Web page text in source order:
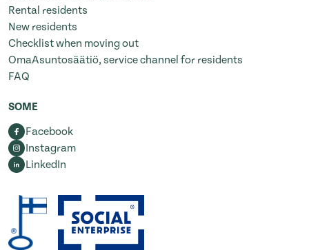
Rental residents
New residents
Checklist when moving out
OmaAsuntosäätiö, service channel for residents
FAQ
SOME
Facebook
Instagram
LinkedIn